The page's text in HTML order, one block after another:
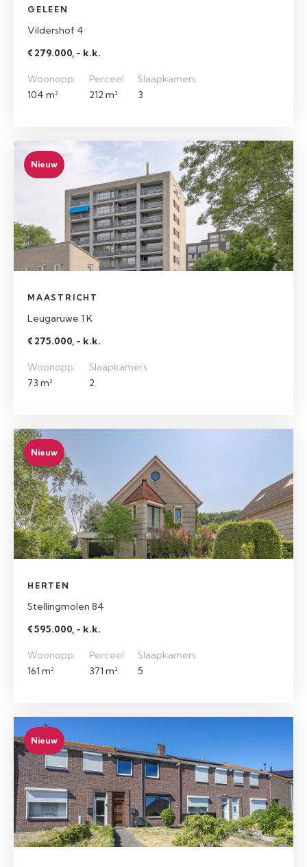
GELEEN
Vildershof 4
€ 279.000, - k.k.
Woonopp.
104 m²
Perceel
212 m²
Slaapkamers
3
Nieuw
MAASTRICHT
Leugaruwe 1 K
€ 275.000, - k.k.
Woonopp.
73 m²
Slaapkamers
2
Nieuw
HERTEN
Stellingmolen 84
€ 595.000, - k.k.
Woonopp.
161 m²
Perceel
371 m²
Slaapkamers
5
Nieuw